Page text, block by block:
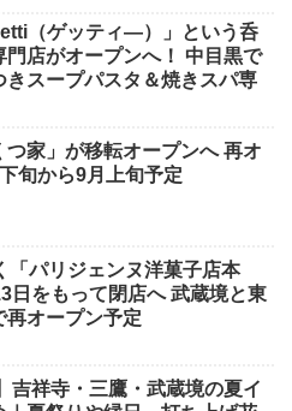
（ゲッティ―）」という呑
門店がオープンへ！ 中目黒で
きスープパスタ＆焼きスパ専
つ家」が移転オープンへ 再オ
旬から9月上旬予定
「パリジェンヌ洋菓子店本
日をもって閉店へ 武蔵境と東
再オープン予定
吉祥寺・三鷹・武蔵境の夏イ